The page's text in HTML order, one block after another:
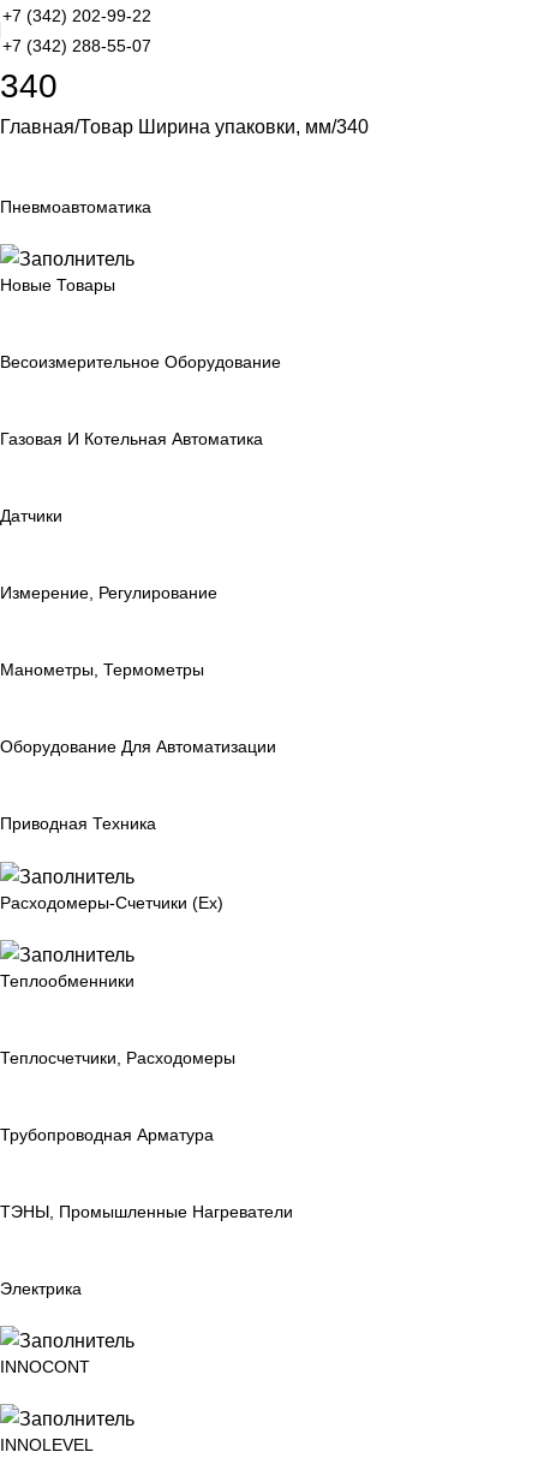
+7 (342) 202-99-22
+7 (342) 288-55-07
340
Главная Товар Ширина упаковки, мм 340
Пневмоавтоматика
Новые Товары
Весоизмерительное Оборудование
Газовая И Котельная Автоматика
Датчики
Измерение, Регулирование
Манометры, Термометры
Оборудование Для Автоматизации
Приводная Техника
Расходомеры-Счетчики (Ex)
Теплообменники
Теплосчетчики, Расходомеры
Трубопроводная Арматура
ТЭНЫ, Промышленные Нагреватели
Электрика
INNOCONT
INNOLEVEL